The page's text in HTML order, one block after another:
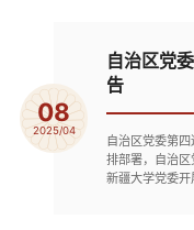
首批“双一流”建
08
2025/04
自治区党
告
自治区党委第
排部署，自治
新疆大学党委